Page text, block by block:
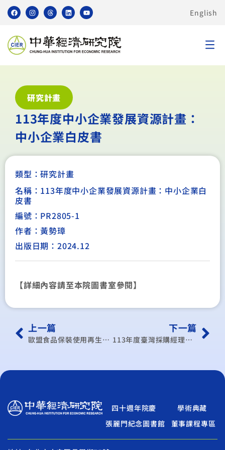
English
研究計畫
113年度中小企業發展資源計畫：
中小企業白皮書
類型：研究計畫
名稱：113年度中小企業發展資源計畫：中小企業白
皮書
編號：PR2805-1
作者：黃勢璋
出版日期：2024.12
【詳細內容請至本院圖書室參閱】
上一篇
歐盟食品保裝使用再生塑膠原料與製品之新安全規範
下一篇
113年度臺灣採購經理人指數編製
四十週年院慶
學術典藏
張麗門紀念圖書館
董事課程專區